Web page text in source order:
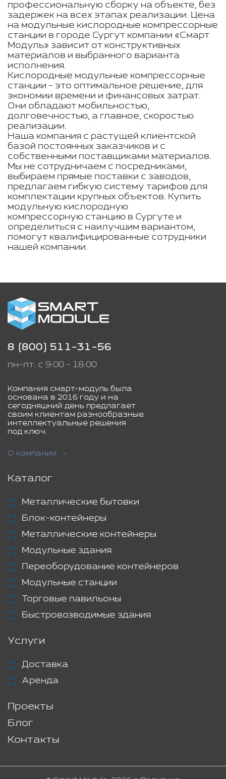
профессиональную сборку на объекте, без
задержек на всех этапах реализации. Цена
на модульные кислородные компрессорные
станции в городе Сургут компании «Смарт
Модуль» зависит от конструктивных
материалов и выбранного варианта
исполнения.
Кислородные модульные компрессорные
станции - это оптимальное решение, для
экономии времени и финансовых затрат.
Они обладают мобильностью,
долговечностью, а главное, скоростью
реализации.
Наша компания с растущей клиентской
базой постоянных заказчиков и с
собственными поставщиками материалов.
Мы не сотрудничаем с посредниками,
выбираем прямые поставки с заводов,
предлагаем гибкую систему тарифов для
комплектации крупных объектов. Купить
модульную кислородную
компрессорную станцию в Сургуте и
определиться с наилучшим вариантом,
помогут квалифицированные сотрудники
нашей компании.
8 (800) 511-31-56
пн-пт: с 9:00 - 18:00
Компания смарт-модуль была
основана в 2016 году и на
сегодняшний день предлагает
своим клиентам разнообразные
интеллектуальные решения
под ключ.
О компании
Каталог
Металлические бытовки
Блок-контейнеры
Металлические контейнеры
Модульные здания
Переоборудование контейнеров
Модульные станции
Торговые павильоны
Быстровозводимые здания
Услуги
Доставка
Аренда
Проекты
Блог
Контакты